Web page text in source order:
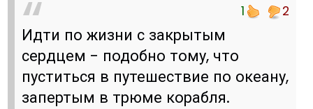
1 2
Идти по жизни с закрытым
сердцем - подобно тому, что
пуститься в путешествие по океану,
запертым в трюме корабля.